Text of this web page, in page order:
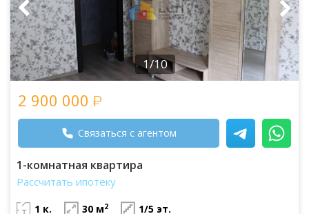
1/10
2 900 000
Связаться с агентом
1-комнатная квартира
Рассчитать ипотеку
1 к. 30 м2
1/5 эт.